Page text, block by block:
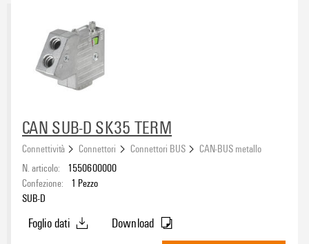
CAN SUB-D SK35 TERM
Connettività Connettori Connettori BUS
CAN-BUS metallo
N. articolo:
1550600000
Confezione:
1 Pezzo
SUB-D
Foglio dati
Download